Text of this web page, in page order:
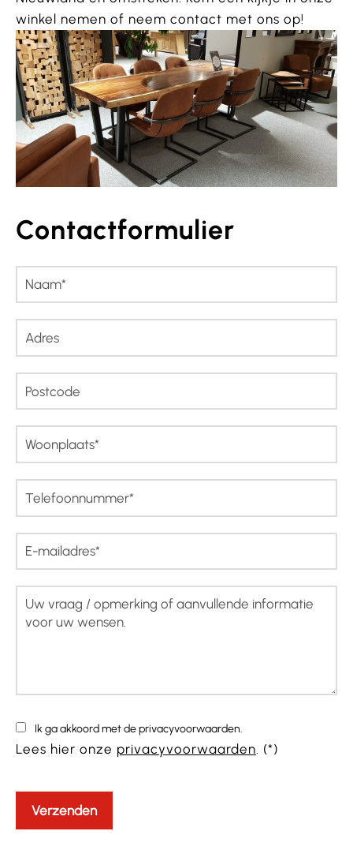
winkel nemen of neem contact met ons op!
Contactformulier
Ik ga akkoord met de privacyvoorwaarden.
Lees hier onze privacyvoorwaarden. (*)